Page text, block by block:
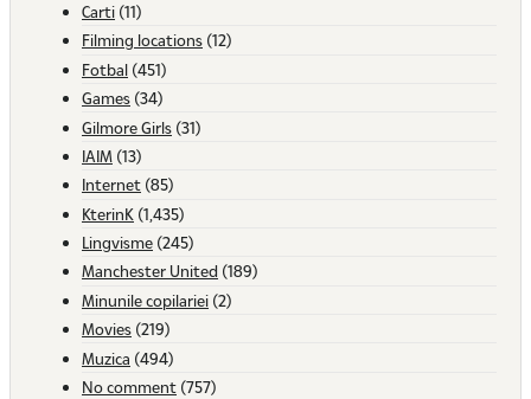
Carti (11)
Filming locations (12)
Fotbal (451)
Games (34)
Gilmore Girls (31)
IAIM (13)
Internet (85)
KterinK (1,435)
Lingvisme (245)
Manchester United (189)
Minunile copilariei (2)
Movies (219)
Muzica (494)
No comment (757)